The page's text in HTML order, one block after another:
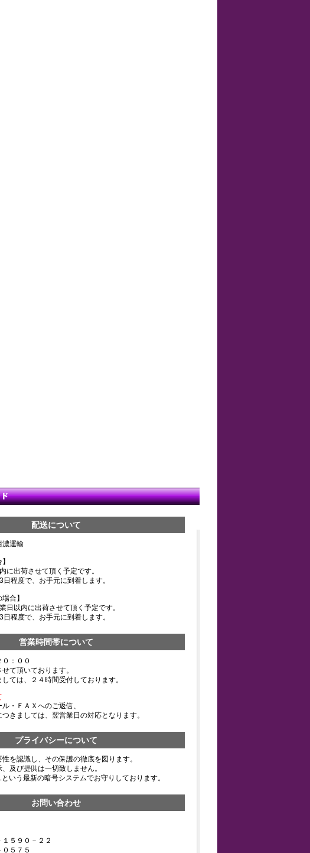
配送について
運輸
に出荷させて頂く予定です。
日程度で、お手元に到着します。
合】
日以内に出荷させて頂く予定です。
日程度で、お手元に到着します。
営業時間帯について
：００
て頂いております。
ては、２４時間受付しております。
・ＦＡＸへのご返信、
きましては、翌営業日の対応となります。
プライバシーについて
を認識し、その保護の徹底を図ります。
及び提供は一切致しません。
いう最新の暗号システムでお守りしております。
お問い合わせ
５９０－２２
５７５